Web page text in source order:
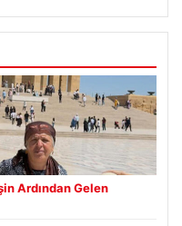
Ardından Gelen